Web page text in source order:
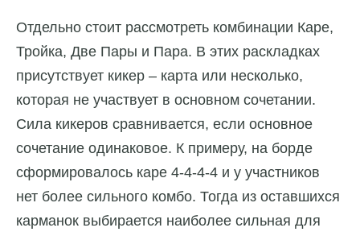
Отдельно стоит рассмотреть комбинации Каре,
Тройка, Две Пары и Пара. В этих раскладках
присутствует кикер – карта или несколько,
которая не участвует в основном сочетании.
Сила кикеров сравнивается, если основное
сочетание одинаковое. К примеру, на борде
сформировалось каре 4-4-4-4 и у участников
нет более сильного комбо. Тогда из оставшихся
карманок выбирается наиболее сильная для